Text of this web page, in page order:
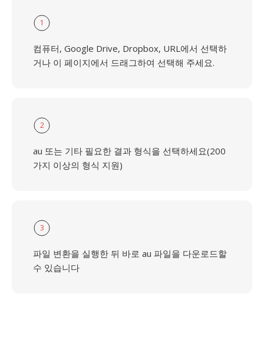
1
컴퓨터, Google Drive, Dropbox, URL에서 선택하
거나 이 페이지에서 드래그하여 선택해 주세요.
2
au 또는 기타 필요한 결과 형식을 선택하세요(200
가지 이상의 형식 지원)
3
파일 변환을 실행한 뒤 바로 au 파일을 다운로드할
수 있습니다